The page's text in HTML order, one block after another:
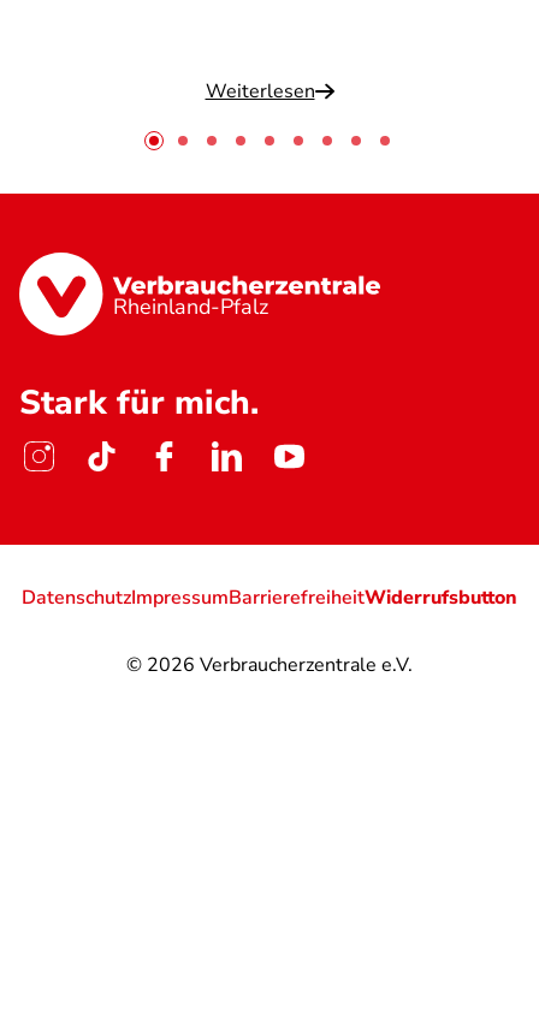
Weiterlesen
Rheinland-Pfalz
Stark für mich.
© 2026 Verbraucherzentrale e.V.
DatenschutzImpressumBarrierefreiheitWiderrufsbutton